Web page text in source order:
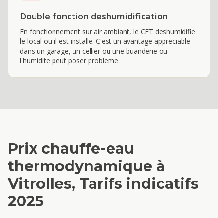
Double fonction deshumidification
En fonctionnement sur air ambiant, le CET deshumidifie
le local ou il est installe. C'est un avantage appreciable
dans un garage, un cellier ou une buanderie ou
l'humidite peut poser probleme.
Prix chauffe-eau
thermodynamique à
Vitrolles, Tarifs indicatifs
2025